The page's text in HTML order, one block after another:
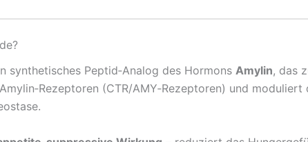
synthetisches Peptid‑Analog des Hormons Amylin, das
(CTR/AMY‑Rezeptoren) und